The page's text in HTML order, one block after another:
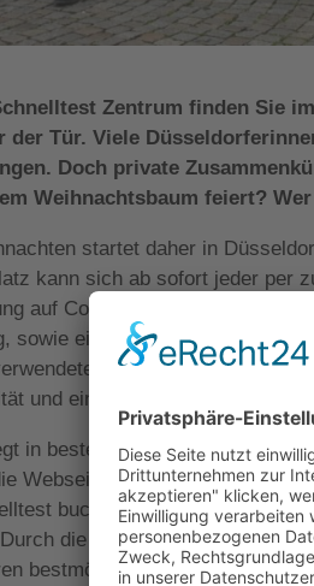
Zentrum finden Sie
der Tür. Viele
Doch private
Weihnachtsbaum feiert?
startet daher in
kann sich ab sofort jeder per
auf Corona testen lassen.
sowie ein Mobiler Testservice
Schnelltest des
und einer 99,22 prozentigen
in bester Innenstadt-Lage
Webseite
www.covid-
buchen. Die Betreiber
die vorherige Online-
bestmöglichen Schutz“, so